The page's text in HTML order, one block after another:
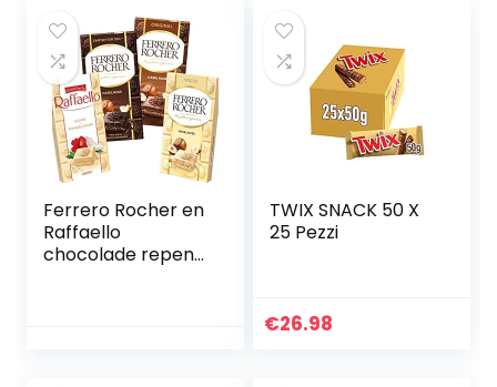
Ferrero Rocher en
Raffaello
chocolade repen
TWIX SNACK 50 X
25 Pezzi
€26.98